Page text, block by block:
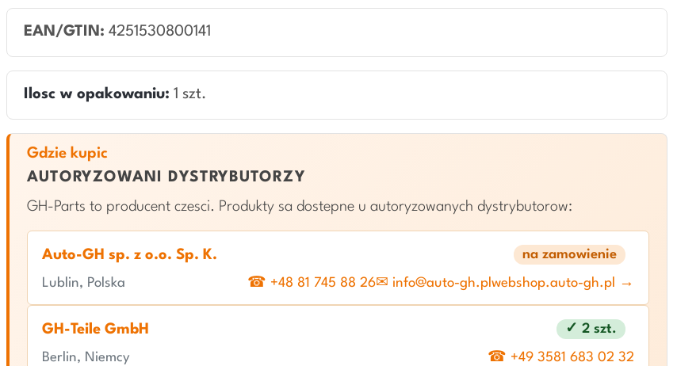
EAN/GTIN: 4251530800141
Ilosc w opakowaniu: 1 szt.
Gdzie kupic
AUTORYZOWANI DYSTRYBUTORZY
GH-Parts to producent czesci. Produkty sa dostepne u autoryzowanych dystrybutorow:
Auto-GH sp. z o.o. Sp. K. na zamowienie
Lublin, Polska ☎ +48 81 745 88 26✉ info@auto-gh.plwebshop.auto-gh.pl →
GH-Teile GmbH ✓ 2 szt.
Berlin, Niemcy ☎ +49 3581 683 02 32